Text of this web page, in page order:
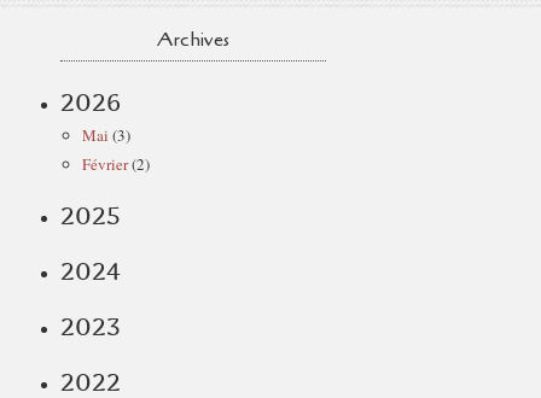
Archives
2026
Mai (3)
Février(2)
2025
2024
2023
2022